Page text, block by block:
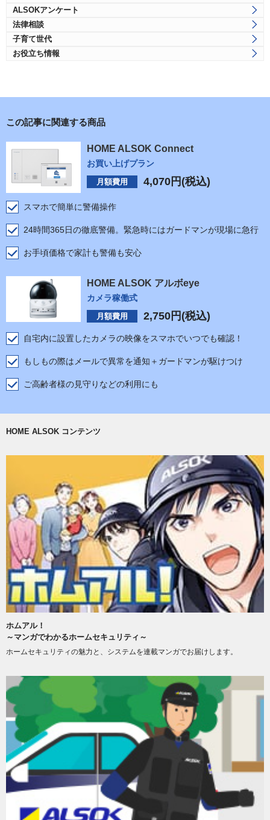
ALSOKアンケート
法律相談
子育て世代
お役立ち情報
この記事に関連する商品
HOME ALSOK Connect
お買い上げプラン
月額費用 4,070 円(税込)
スマホで簡単に警備操作
24時間365日の徹底警備。緊急時にはガードマンが現場に急行
お手頃価格で家計も警備も安心
HOME ALSOK アルボeye
カメラ稼働式
月額費用 2,750 円(税込)
自宅内に設置したカメラの映像をスマホでいつでも確認！
もしもの際はメールで異常を通知＋ガードマンが駆けつけ
ご高齢者様の見守りなどの利用にも
HOME ALSOK コンテンツ
ホムアル！
～マンガでわかるホームセキュリティ～
ホームセキュリティの魅力と、システムを連載マンガでお届けします。